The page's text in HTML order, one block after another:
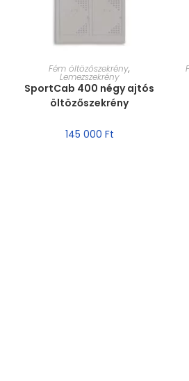
MÉRET VÁLASZTÁSA
Fém öltözőszekrény,
Lemezszekrény
SportCab 400 négy ajtós
öltözőszekrény
145 000 Ft